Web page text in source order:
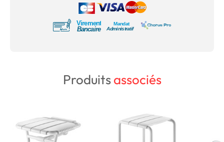
Produitsassociés